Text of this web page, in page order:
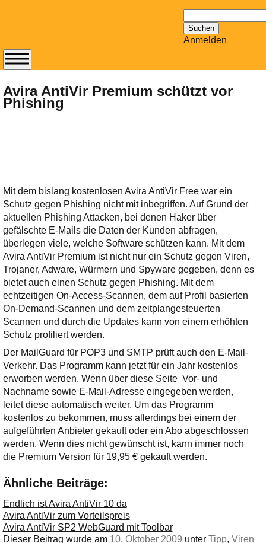
nach:
Anmelden
Avira AntiVir Premium schützt vor
Phishing
Mit dem bislang kostenlosen Avira AntiVir Free war ein
Schutz gegen Phishing nicht mit inbegriffen. Auf Grund der
aktuellen Phishing Attacken, bei denen Haker über
gefälschte E-Mails die Daten der Kunden abfragen,
überlegen viele, welche Software schützen kann. Mit dem
Avira AntiVir Premium ist nicht nur ein Schutz gegen Viren,
Trojaner, Adware, Würmern und Spyware gegeben, denn es
bietet auch einen Schutz gegen Phishing. Mit dem
echtzeitigen On-Access-Scannen, dem auf Profil basierten
On-Demand-Scannen und dem zeitplangesteuerten
Scannen und durch die Updates kann von einem erhöhten
Schutz profiliert werden.
Der MailGuard für POP3 und SMTP prüft auch den E-Mail-
Verkehr. Das Programm kann jetzt für ein Jahr kostenlos
erworben werden. Wenn über diese Seite Vor- und
Nachname sowie E-Mail-Adresse eingegeben werden,
leitet diese automatisch weiter. Um das Programm
kostenlos zu bekommen, muss allerdings bei einem der
aufgeführten Anbieter gekauft oder ein Abo abgeschlossen
werden. Wenn dies nicht gewünscht ist, kann immer noch
die Premium Version für 19,95 € gekauft werden.
Ähnliche Beiträge:
Endlich ist Avira AntiVir 10 da
Avira AntiVir zum Vorteilspreis
Avira AntiVir SP2 WebGuard mit Toolbar
Dieser Beitrag wurde am 10. Oktober 2009 unter Tipp, Viren
Abonnieren Sie den
14-tägig
erscheinenden
Newsletter von
bereithält!
Wie z.B. Outlook,
GMail, Thunderbird
oder auch
KuNoMail, usw.
Ihre E-Mail
Adresse:
E-Mail
E-Mail bestätigen